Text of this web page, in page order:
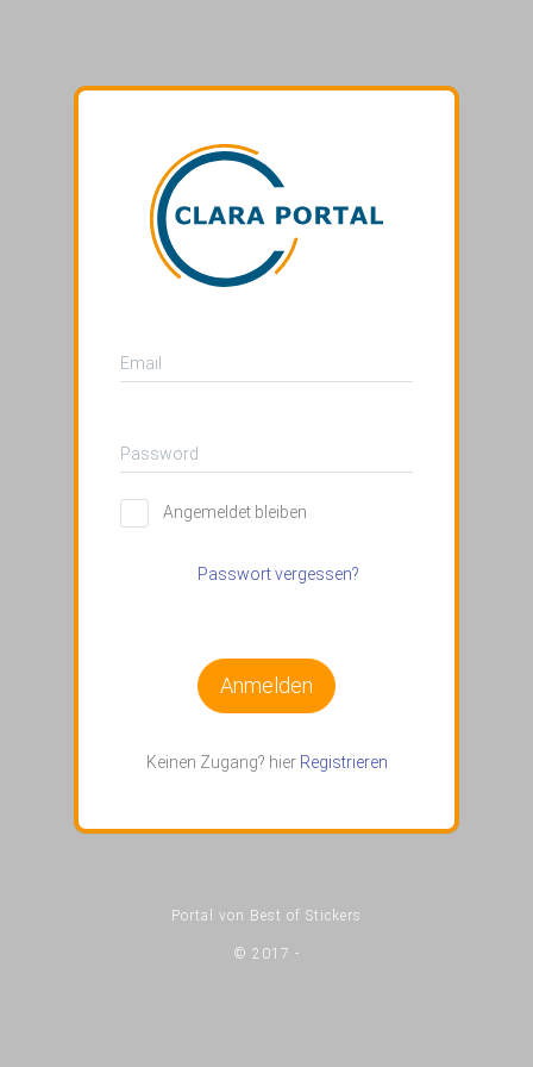
Email
Password
Angemeldet bleiben
Passwort vergessen?
Anmelden
Keinen Zugang? hier Registrieren
Portal von Best of Stickers
© 2017 -